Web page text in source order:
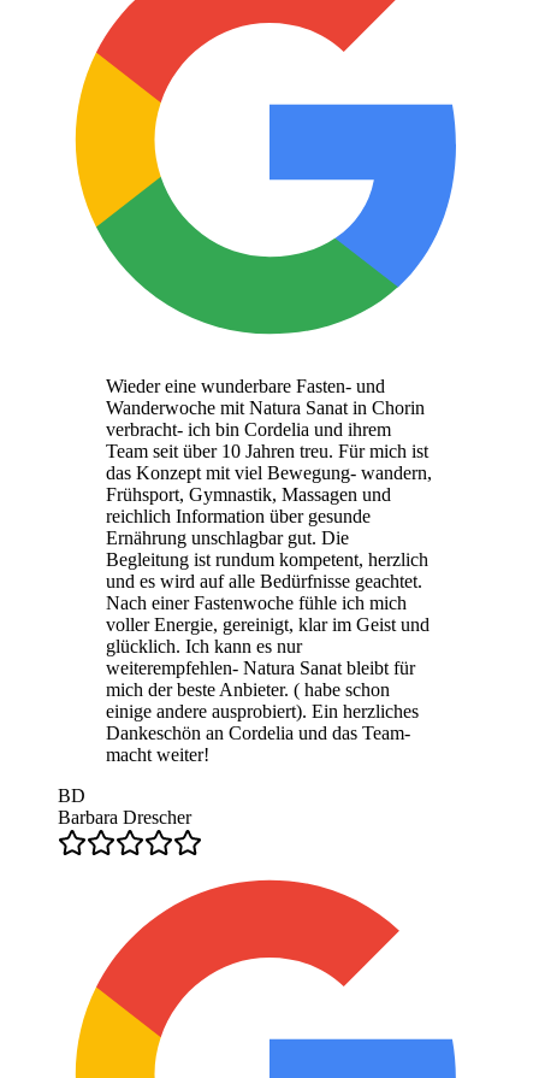
Wieder eine wunderbare Fasten- und
Wanderwoche mit Natura Sanat in Chorin
verbracht- ich bin Cordelia und ihrem
Team seit über 10 Jahren treu. Für mich ist
das Konzept mit viel Bewegung- wandern,
Frühsport, Gymnastik, Massagen und
reichlich Information über gesunde
Ernährung unschlagbar gut. Die
Begleitung ist rundum kompetent, herzlich
und es wird auf alle Bedürfnisse geachtet.
Nach einer Fastenwoche fühle ich mich
voller Energie, gereinigt, klar im Geist und
glücklich. Ich kann es nur
weiterempfehlen- Natura Sanat bleibt für
mich der beste Anbieter. ( habe schon
einige andere ausprobiert). Ein herzliches
Dankeschön an Cordelia und das Team-
macht weiter!
BD
Barbara Drescher